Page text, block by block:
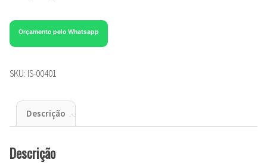
Orçamento pelo Whatsapp
SKU: IS-00401
Descrição
Descrição